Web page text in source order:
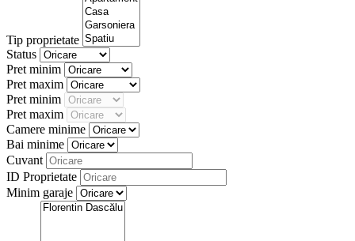
Tip proprietate
Status
Pret minim
Pret maxim
Pret minim
Pret maxim
Camere minime
Bai minime
Cuvant
ID Proprietate
Minim garaje